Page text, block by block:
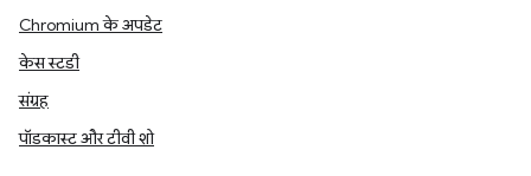
Chromium के अपडेट
केस स्टडी
संग्रह
पॉडकास्ट और टीवी शो